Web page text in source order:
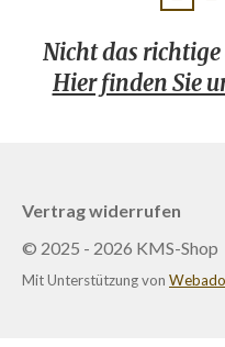
Nicht das
Hier finden Sie
Vertrag widerrufen
© 2025 - 2026 KMS-Shop
Mit Unterstützung von